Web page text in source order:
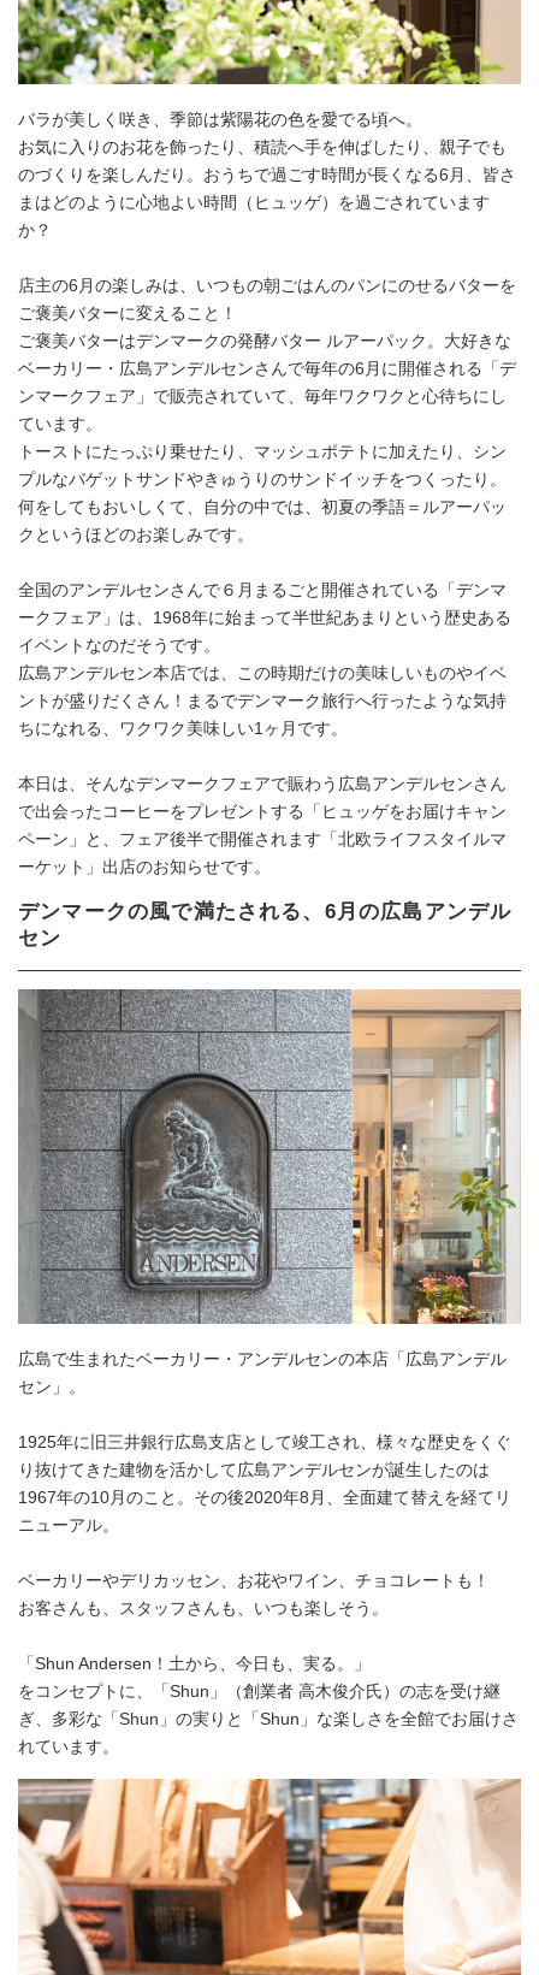
バラが美しく咲き、季節は紫陽花の色を愛でる頃へ。
お気に入りのお花を飾ったり、積読へ手を伸ばしたり、親子でも
のづくりを楽しんだり。おうちで過ごす時間が長くなる6月、皆さ
まはどのように心地よい時間（ヒュッゲ）を過ごされています
か？
店主の6月の楽しみは、いつもの朝ごはんのパンにのせるバターを
ご褒美バターに変えること！
ご褒美バターはデンマークの発酵バター ルアーパック。大好きな
ベーカリー・広島アンデルセンさんで毎年の6月に開催される「デ
ンマークフェア」で販売されていて、毎年ワクワクと心待ちにし
ています。
トーストにたっぷり乗せたり、マッシュポテトに加えたり、シン
プルなバゲットサンドやきゅうりのサンドイッチをつくったり。
何をしてもおいしくて、自分の中では、初夏の季語＝ルアーパッ
クというほどのお楽しみです。
全国のアンデルセンさんで６月まるごと開催されている「デンマ
ークフェア」は、1968年に始まって半世紀あまりという歴史ある
イベントなのだそうです。
広島アンデルセン本店では、この時期だけの美味しいものやイベ
ントが盛りだくさん！まるでデンマーク旅行へ行ったような気持
ちになれる、ワクワク美味しい1ヶ月です。
本日は、そんなデンマークフェアで賑わう広島アンデルセンさん
で出会ったコーヒーをプレゼントする「ヒュッゲをお届けキャン
ペーン」と、フェア後半で開催されます「北欧ライフスタイルマ
ーケット」出店のお知らせです。
デンマークの風で満たされる、6月の広島アンデル
セン
広島で生まれたベーカリー・アンデルセンの本店「広島アンデル
セン」。
1925年に旧三井銀行広島支店として竣工され、様々な歴史をくぐ
り抜けてきた建物を活かして広島アンデルセンが誕生したのは
1967年の10月のこと。その後2020年8月、全面建て替えを経てリ
ニューアル。
ベーカリーやデリカッセン、お花やワイン、チョコレートも！
お客さんも、スタッフさんも、いつも楽しそう。
「Shun Andersen！土から、今日も、実る。」
をコンセプトに、「Shun」（創業者 高木俊介氏）の志を受け継
ぎ、多彩な「Shun」の実りと「Shun」な楽しさを全館でお届けさ
れています。